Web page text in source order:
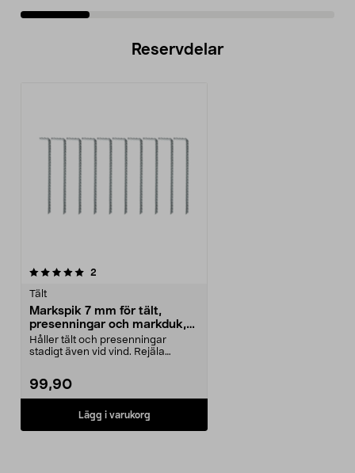
Reservdelar
2
Tält
Markspik 7 mm för tält,
presenningar och markduk,
10-pack
Håller tält och presenningar
stadigt även vid vind. Rejäla
99,90
Lägg i varukorg